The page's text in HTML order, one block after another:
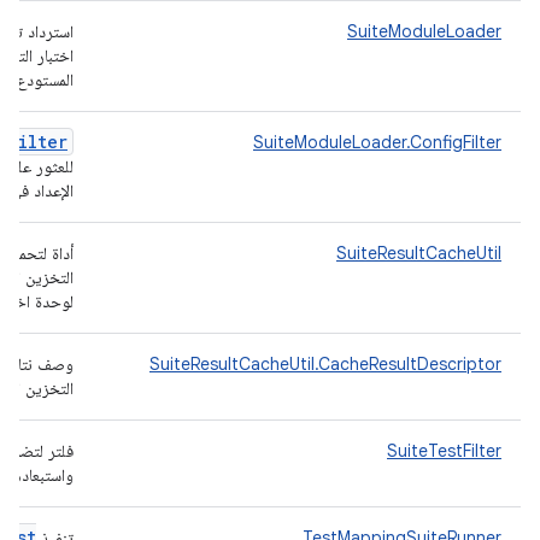
SuiteModuleLoader
استرداد
اختبار
المستودع
SuiteModuleLoader.ConfigFilter
Filter
للعثور
الإعداد في
SuiteResultCacheUtil
أداة
التخزين
لوحدة
SuiteResultCacheUtil.CacheResultDescriptor
وصف نتائج
التخزين
SuiteTestFilter
فلتر
واستبعادها